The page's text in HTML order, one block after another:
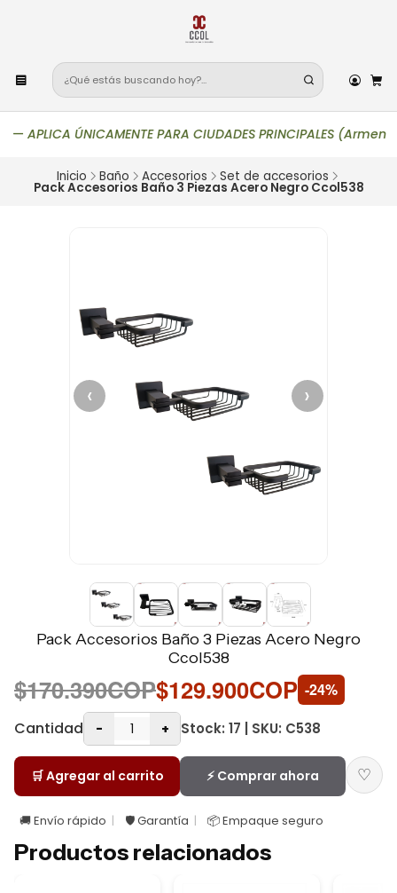
APLICA ÚNICAMENTE PARA CIUDADES PRINCIPALES
Inicio Baño Accesorios Set de accesorios
Pack Accesorios Baño 3 Piezas Acero Negro Ccol538
‹ ›
Pack Accesorios Baño 3 Piezas Acero Negro
Ccol538
$170.390COP$129.900COP -24%
Cantidad
- + Stock: 17 | SKU: C538
🛒 Agregar al carrito ⚡ Comprar ahora ♡
🚚 Envío rápido 🛡️ Garantía 📦 Empaque seguro
Productos relacionados